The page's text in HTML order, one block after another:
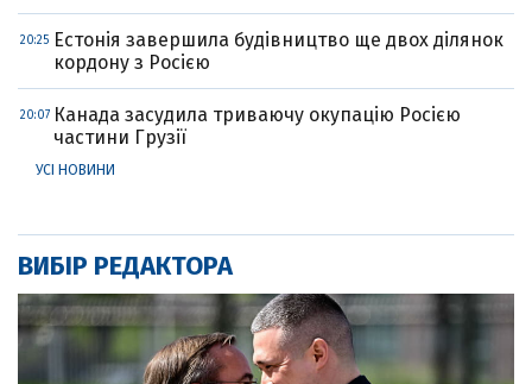
20:25 Естонія завершила будівництво ще двох ділянок
кордону з Росією
20:07 Канада засудила триваючу окупацію Росією
частини Грузії
УСІ НОВИНИ
ВИБІР РЕДАКТОРА